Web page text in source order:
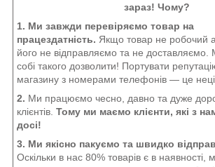
зараз! Чому?
1. Ми завжди перевіряємо товар на
працездатність. Якщо товар не робочий
його не відправляємо та не
собі такого дозволити! Портувати
магазину з номерами телефонів — це
2. Ми працюємо чесно, давно та дуже
клієнтів. Тому ми маємо клієнти, які з
досі!
3. Ми якісно пакуємо та швидко
Оскільки в нас 80% товарів є в наявності,